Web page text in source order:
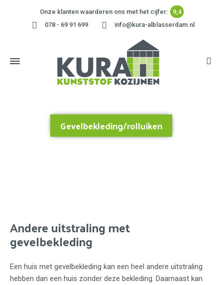
Onze klanten waarderen ons met het cijfer:
9,4
078 - 69 91 699
info@kura-alblasserdam.nl
Gevelbekleding/rolluiken
Andere uitstraling met
gevelbekleding
Een huis met gevelbekleding kan een heel andere uitstraling
hebben dan een huis zonder deze bekleding. Daarnaast kan